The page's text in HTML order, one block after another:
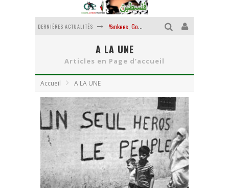
DERNIÈRES ACTUALITÉS
La révolution ou rien
La guerre sioniste, la guerre démographique
La banalité du mal colonial
A LA UNE
Articles en Page d’accueil
Accueil A LA UNE